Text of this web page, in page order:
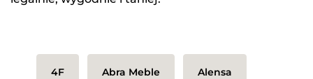
4F Abra Meble Alensa